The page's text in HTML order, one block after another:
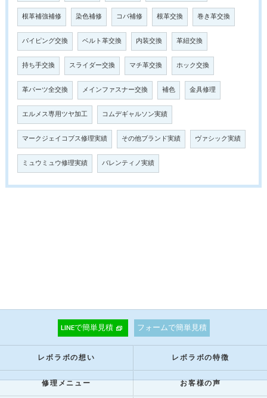
根革補強補修 染色補修 コバ補修 根革交換 巻き革交換
パイピング交換 ベルト革交換 内装交換 革紐交換
持ち手交換 スライダー交換 マチ革交換 ホック交換
革パーツ全交換 メインファスナー交換 補色 金具修理
エルメス専用ツヤ加工 コムデギャルソン実績
マークジェイコブス修理実績 その他ブランド実績 ヴァシック実績
ミュウミュウ修理実績 バレンティノ実績
LINEで簡単見積 フォームで簡単見積
レボラボの想い レボラボの特徴
修理メニュー お客様の声